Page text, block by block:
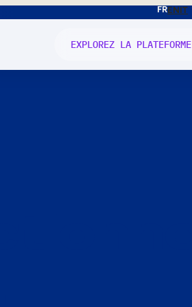
FRENIT
EXPLOREZ LA PLATEFORME